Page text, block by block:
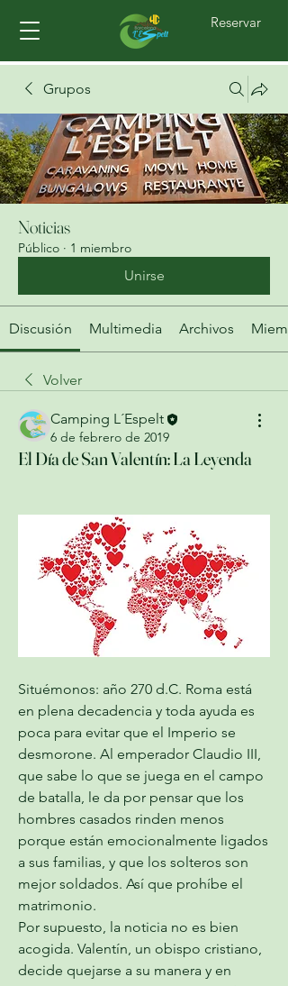
Reservar
Grupos
Noticias
Público · 1 miembro
Unirse
Discusión Multimedia Archivos
Volver
Camping L´Espelt
6 de febrero de 2019
El Día de San Valentín: La Leyenda
Situémonos: año 270 d.C. Roma está
en plena decadencia y toda ayuda es
poca para evitar que el Imperio se
desmorone. Al emperador Claudio III,
que sabe lo que se juega en el campo
de batalla, le da por pensar que los
hombres casados rinden menos
porque están emocionalmente ligados
a sus familias, y que los solteros son
mejor soldados. Así que prohíbe el
matrimonio.
Por supuesto, la noticia no es bien
acogida. Valentín, un obispo cristiano,
decide quejarse a su manera y en